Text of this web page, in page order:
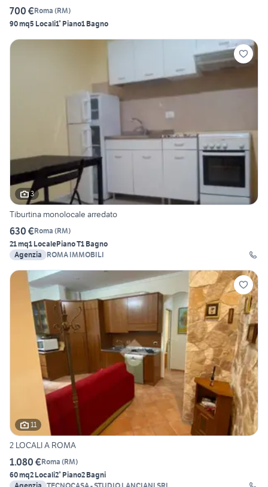
700 €Roma (RM)
90 mq5 Locali1° Piano1 Bagno
3
Tiburtina monolocale arredato
630 €Roma (RM)
21 mq1 LocalePiano T1 Bagno
Agenzia
ROMA IMMOBILI
11
2 LOCALI A ROMA
1.080 €Roma (RM)
60 mq2 Locali2° Piano2 Bagni